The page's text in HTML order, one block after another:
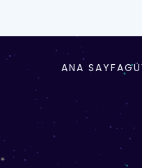
ANA SAYFA